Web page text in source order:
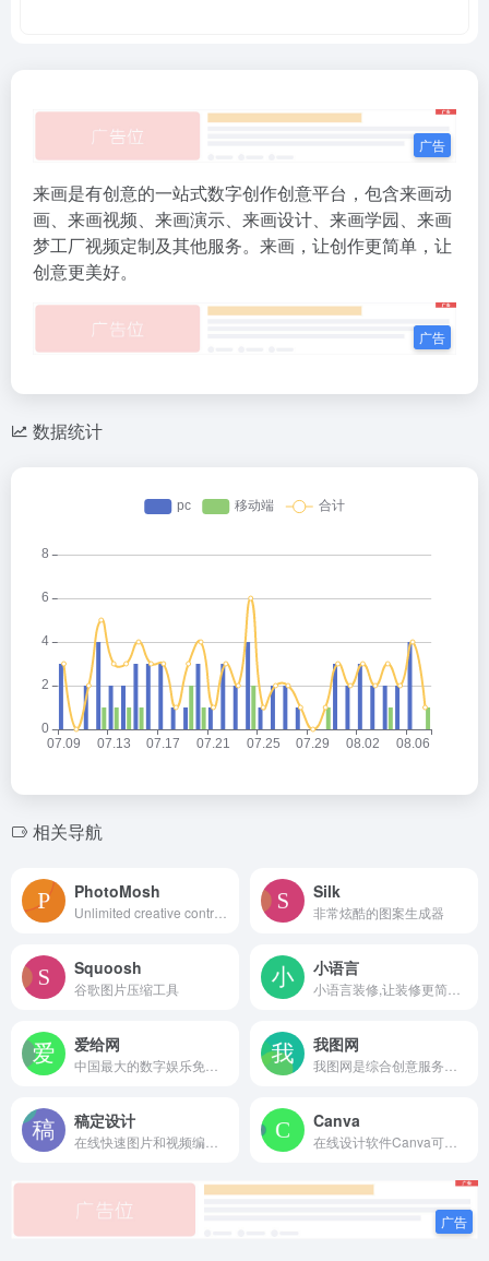
来画是有创意的一站式数字创作创意平台，包含来画动
画、来画视频、来画演示、来画设计、来画学园、来画
梦工厂视频定制及其他服务。来画，让创作更简单，让
创意更美好。
数据统计
相关导航
PhotoMosh Silk
非常炫酷的图案生成器
Squoosh
谷歌图片压缩工具
小语言
爱给网 我图网
稿定设计 Canva